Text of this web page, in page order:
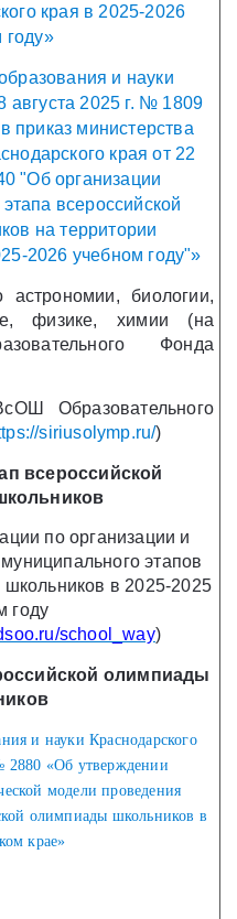
края в 2025-2026
году»
и науки
августа 2025 г. № 1809
приказ министерства
края от 22
"Об организации
всероссийской
на территории
2026 учебном году"»
биологии,
физике, химии (на
Фонда
Образовательного
siriusolymp.ru/)
всероссийской
по организации и
этапов
в 2025-2025
году
school_way)
олимпиады
и науки Краснодарского
2880 «Об утверждении
модели проведения
олимпиады школьников в
крае»